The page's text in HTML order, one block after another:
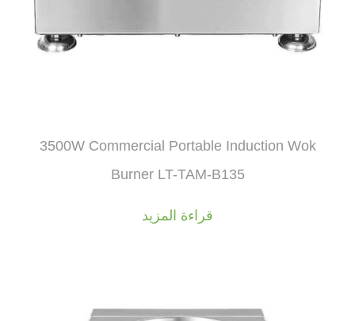
3500W Commercial Portable Induction Wok
Burner LT-TAM-B135
قراءة المزيد